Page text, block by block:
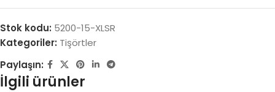
Stok kodu: 5200-15-XLSR
Kategoriler: Tişörtler
Paylaşın:
İlgili ürünler